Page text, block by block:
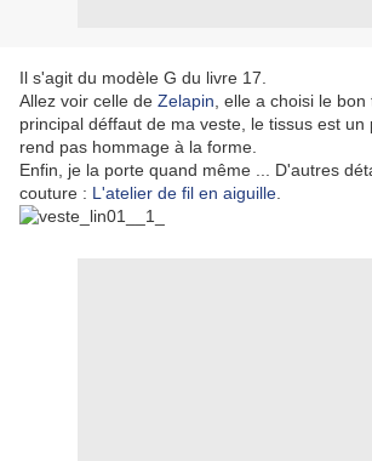
Il s'agit du modèle G du livre 17.
Allez voir celle de Zelapin , elle a choisi le
principal déffaut de ma veste, le tissus est
rend pas hommage à la forme.
Enfin, je la porte quand même ... D'autres
couture : L'atelier de fil en aiguille